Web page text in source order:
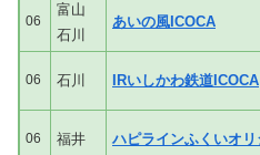
06
富山
石川
あいの風ICOCA
06 石川 IRいしかわ鉄道ICOCA
06 福井 ハピラインふくいオ